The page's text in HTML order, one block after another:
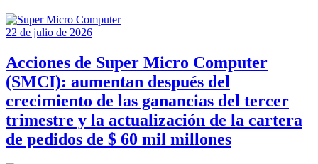
22 de julio de 2026
Acciones de Super Micro Computer
(SMCI): aumentan después del
crecimiento de las ganancias del tercer
trimestre y la actualización de la cartera
de pedidos de $ 60 mil millones